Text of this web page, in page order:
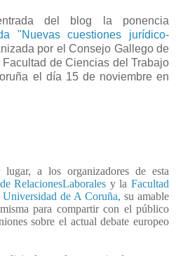
del blog la ponencia
"Nuevas cuestiones jurídico-
por el Consejo Gallego de
de Ciencias del Trabajo
el día 15 de noviembre en
lugar, a los organizadores de esta
RelacionesLaborales y la Facultad
de A Coruña, su amable
para compartir con el público
sobre el actual debate europeo